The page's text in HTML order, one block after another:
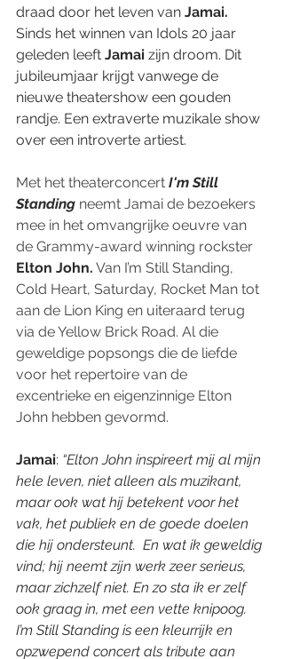
draad door het leven van Jamai.
Sinds het winnen van Idols 20 jaar
geleden leeft Jamai zijn droom. Dit
jubileumjaar krijgt vanwege de
nieuwe theatershow een gouden
randje. Een extraverte muzikale show
over een introverte artiest.
Met het theaterconcert I'm Still
Standing neemt Jamai de bezoekers
mee in het omvangrijke oeuvre van
de Grammy-award winning rockster
Elton John. Van I’m Still Standing,
Cold Heart, Saturday, Rocket Man tot
aan de Lion King en uiteraard terug
via de Yellow Brick Road. Al die
geweldige popsongs die de liefde
voor het repertoire van de
excentrieke en eigenzinnige Elton
John hebben gevormd.
Jamai: “Elton John inspireert mij al mijn
hele leven, niet alleen als muzikant,
maar ook wat hij betekent voor het
vak, het publiek en de goede doelen
die hij ondersteunt.  En wat ik geweldig
vind; hij neemt zijn werk zeer serieus,
maar zichzelf niet. En zo sta ik er zelf
ook graag in, met een vette knipoog.
I’m Still Standing is een kleurrijk en
opzwepend concert als tribute aan